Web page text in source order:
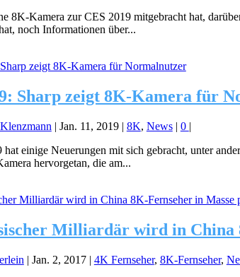
8K-Kamera zur CES 2019 mitgebracht hat,
noch Informationen über...
Sharp zeigt 8K-Kamera für
| Jan. 11, 2019| 8K, News| 0 |
einige Neuerungen mit sich gebracht, unter
hervorgetan, die am...
Milliardär wird in China
| Jan. 2, 2017| 4K Fernseher, 8K-Fernseher,